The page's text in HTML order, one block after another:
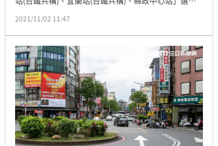
側」、「宜蘭車站與縣政中心之間」兩方案。深耕宜蘭
專訪指出，倘若設點在宜蘭市，對於宜蘭人長久來看才
會最好。（記者：陳韋帆）
2021/11/02 11:47